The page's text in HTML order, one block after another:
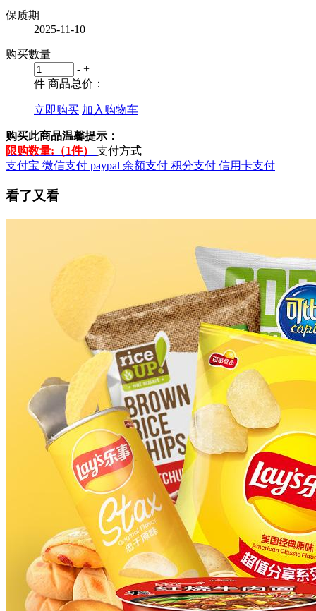
保质期
2025-11-10
购买數量
- +
件 商品总价：
立即购买 加入购物车
购买此商品温馨提示：
限购数量:（1件）
支付方式
支付宝 微信支付 paypal 余额支付 积分支付 信用卡支付
看了又看